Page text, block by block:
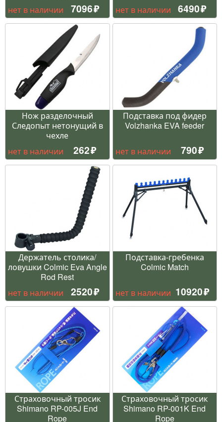
нет в наличии
7096 нет в наличии 6490
Нож разделочный
Следопыт нетонущий в
чехле
нет в наличии
262
Подставка под фидер
Volzhanka EVA feeder
нет в наличии 790
Держатель столика/
ловушки Colmic Eva Angle
Rod Rest
нет в наличии
2520
Подставка-гребенка
Colmic Match
нет в наличии 10920
Страховочный тросик
Shimano RP-005J End
Rope
Страховочный тросик
Shimano RP-001K End
Rope